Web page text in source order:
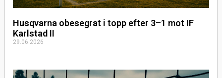
Husqvarna obesegrat i topp efter 3–1 mot IF
Karlstad II
29.06.2026